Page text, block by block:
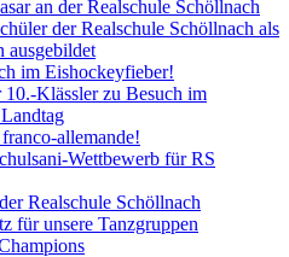
an der Realschule Schöllnach
der Realschule Schöllnach als
ausgebildet
im Eishockeyfieber!
10.-Klässler zu Besuch im
allemande!
Wettbewerb für RS
Realschule Schöllnach
für unsere Tanzgruppen